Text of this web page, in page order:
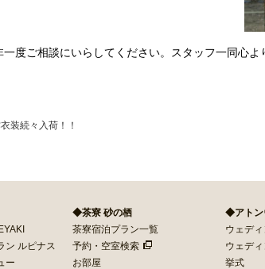
一度ご相談にいらしてください。スタッフ一同心よ
装続々入荷！！
ン ルピナス
ー
◆茶寮 砂の栖
茶寮宿泊プラン一覧
予約・空室検索
お部屋
◆アトン
ウェデ
ウェデ
挙式